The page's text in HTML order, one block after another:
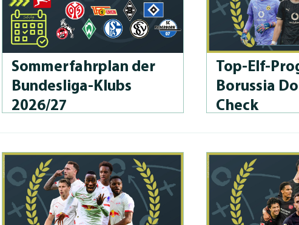
Som­merfahrplan der
Bun­des­li­ga-Klubs
2026/27
Top-Elf-
Borussia
Check